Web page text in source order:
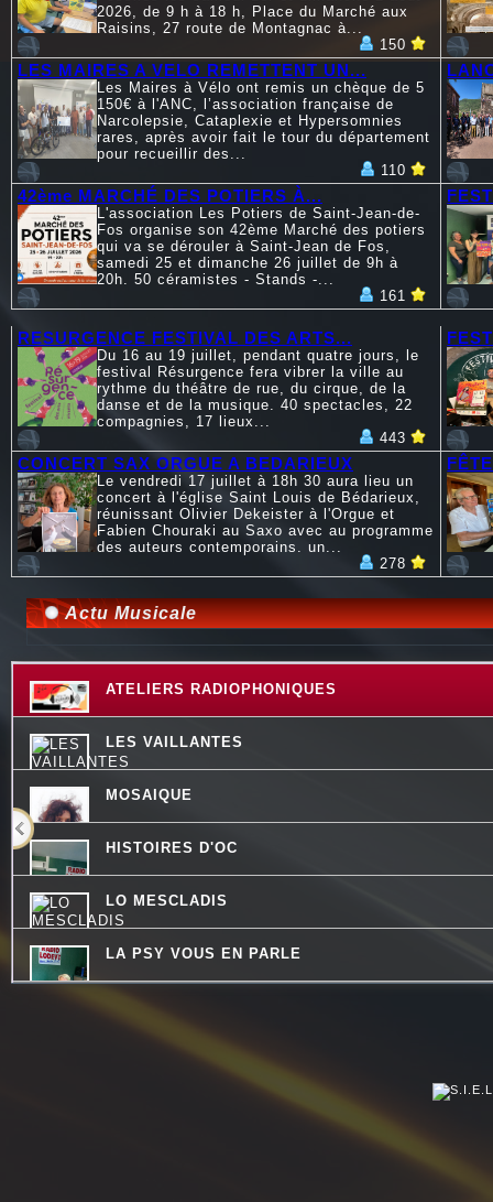
2026, de 9 h à 18 h, Place du Marché aux
Raisins, 27 route de Montagnac à...
150
LES MAIRES A VELO REMETTENT UN...
Les Maires à Vélo ont remis un chèque de 5
150€ à l'ANC, l’association française de
Narcolepsie, Cataplexie et Hypersomnies
rares, après avoir fait le tour du département
pour recueillir des...
110
42ème MARCHÉ DES POTIERS À...
L'association Les Potiers de Saint-Jean-de-
Fos organise son 42ème Marché des potiers
qui va se dérouler à Saint-Jean de Fos,
samedi 25 et dimanche 26 juillet de 9h à
20h. 50 céramistes - Stands -...
161
RESURGENCE FESTIVAL DES ARTS...
Du 16 au 19 juillet, pendant quatre jours, le
festival Résurgence fera vibrer la ville au
rythme du théâtre de rue, du cirque, de la
danse et de la musique. 40 spectacles, 22
compagnies, 17 lieux...
443
CONCERT SAX ORGUE A BEDARIEUX
Le vendredi 17 juillet à 18h 30 aura lieu un
concert à l'église Saint Louis de Bédarieux,
réunissant Olivier Dekeister à l'Orgue et
Fabien Chouraki au Saxo avec au programme
des auteurs contemporains. un...
278
Actu Musicale
ATELIERS RADIOPHONIQUES
LES VAILLANTES
MOSAIQUE
HISTOIRES D'OC
LO MESCLADIS
LA PSY VOUS EN PARLE
LA RADIO DES LOULOUS